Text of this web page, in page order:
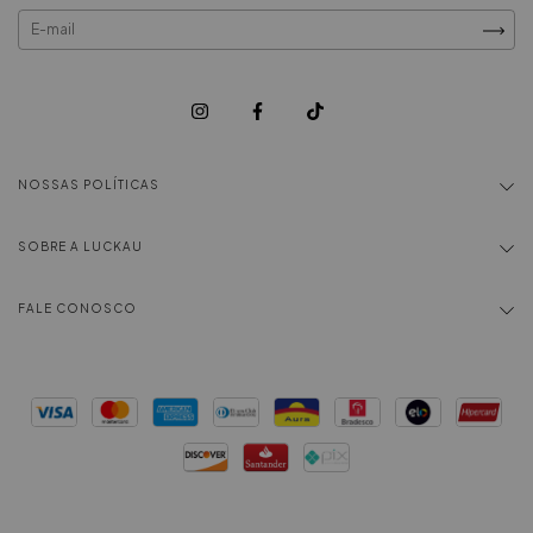
NOSSAS POLÍTICAS
SOBRE A LUCKAU
FALE CONOSCO